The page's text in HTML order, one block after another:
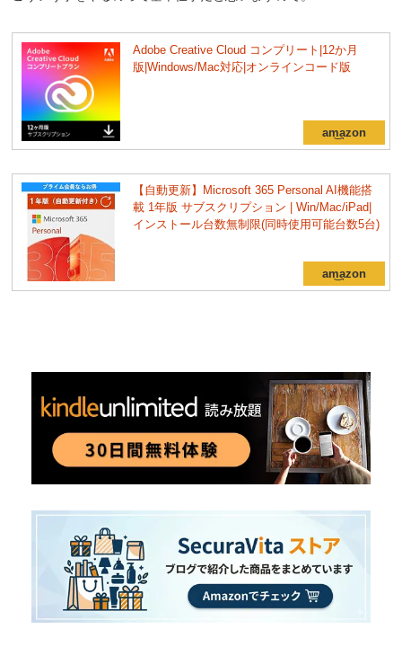
Adobe Creative Cloud コンプリート|12か月
版|Windows/Mac対応|オンラインコード版
【自動更新】Microsoft 365 Personal AI機能搭
載 1年版 サブスクリプション | Win/Mac/iPad|
インストール台数無制限(同時使用可能台数5台)